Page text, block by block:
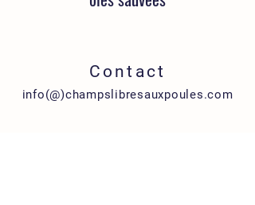
Contact
info(@)champslibresauxpoules.com